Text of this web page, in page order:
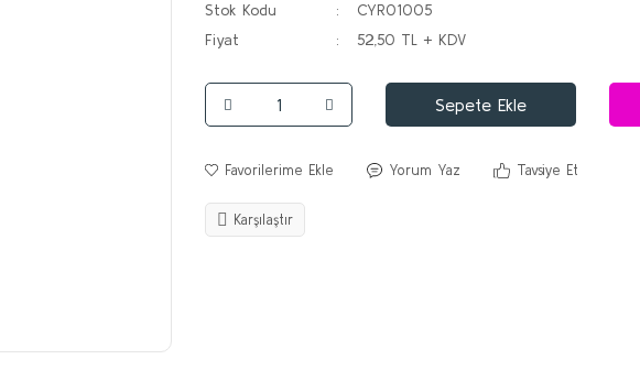
Stok Kodu
CYR01005
Fiyat
52,50 TL + KDV
Sepete Ekle
Yorum Yaz Tavsiye Et
Karşılaştır